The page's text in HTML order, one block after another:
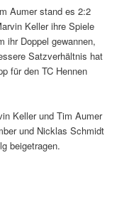
Aumer stand es 2:2
Keller ihre Spiele
ihr Doppel gewannen,
Satzverhältnis hat
für den TC Hennen
Keller und Tim Aumer
und Nicklas Schmidt
beigetragen.